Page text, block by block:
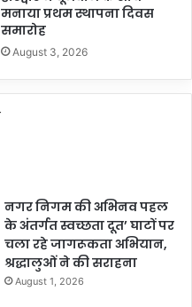
मनाया प्रथम स्थापना दिवस
समारोह
August 3, 2026
नगर निगम की अभिनव पहल
के अंतर्गत स्वच्छता दूत’ घाटों पर
चला रहे जागरूकता अभियान,
श्रद्धालुओं ने की सराहना
August 1, 2026